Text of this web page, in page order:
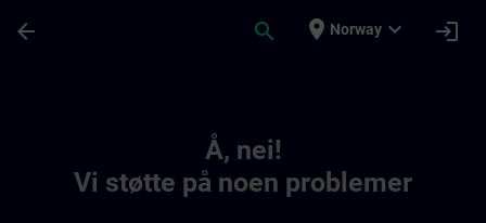
arrow_back search place Norway expand_more login
Å, nei!
Vi støtte på noen problemer